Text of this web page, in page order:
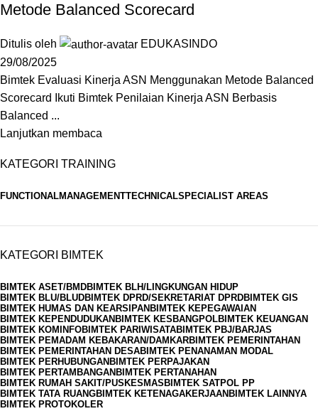
KATEGORI TRAINING
FUNCTIONALMANAGEMENTTECHNICALSPECIALIST AREAS
KATEGORI BIMTEK
BIMTEK ASET/BMDBIMTEK BLH/LINGKUNGAN HIDUP
BIMTEK BLU/BLUDBIMTEK DPRD/SEKRETARIAT DPRDBIMTEK GIS
BIMTEK HUMAS DAN KEARSIPAN BIMTEK KEPEGAWAIAN
BIMTEK KEPENDUDUKAN BIMTEK KESBANGPOLBIMTEK KEUANGAN
BIMTEK KOMINFOBIMTEK PARIWISATABIMTEK PBJ/BARJAS
BIMTEK PEMADAM KEBAKARAN/DAMKARBIMTEK PEMERINTAHAN
BIMTEK PEMERINTAHAN DESABIMTEK PENANAMAN MODAL
BIMTEK PERHUBUNGAN BIMTEK PERPAJAKAN
BIMTEK PERTAMBANGAN BIMTEK PERTANAHAN
BIMTEK RUMAH SAKIT/PUSKESMAS BIMTEK SATPOL PP
BIMTEK TATA RUANGBIMTEK KETENAGAKERJAAN BIMTEK LAINNYA
BIMTEK PROTOKOLER
Metode Balanced Scorecard
Ditulis oleh
EDUKASINDO
29/08/2025
Bimtek Evaluasi Kinerja ASN Menggunakan Metode Balanced
Scorecard Ikuti Bimtek Penilaian Kinerja ASN Berbasis
Balanced ...
Lanjutkan membaca